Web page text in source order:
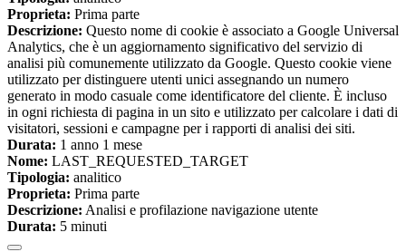
Proprieta: Prima parte
Descrizione: Questo nome di cookie è associato a Google Universal
Analytics, che è un aggiornamento significativo del servizio di
analisi più comunemente utilizzato da Google. Questo cookie viene
utilizzato per distinguere utenti unici assegnando un numero
generato in modo casuale come identificatore del cliente. È incluso
in ogni richiesta di pagina in un sito e utilizzato per calcolare i dati di
visitatori, sessioni e campagne per i rapporti di analisi dei siti.
Durata: 1 anno 1 mese
Nome: LAST_REQUESTED_TARGET
Tipologia: analitico
Proprieta: Prima parte
Descrizione: Analisi e profilazione navigazione utente
Durata: 5 minuti